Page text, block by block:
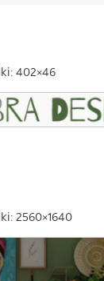
402×46
2560×1640